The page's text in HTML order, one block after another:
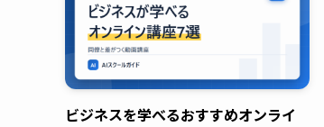
ビジネスを学べるおすすめオンライ